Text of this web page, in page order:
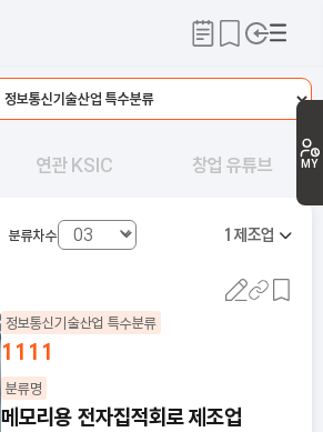
MY
연관 KSIC 창업 유튜브
분류차수 1 제조업
정보통신기술산업 특수분류
1111
분류명
메모리용 전자집적회로 제조업